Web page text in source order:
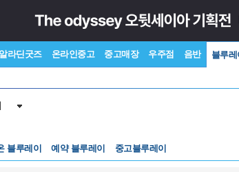
라딘굿즈 온라인중고 중고매장 우주점 음반 블루레
블루레이 예약 블루레이 중고블루레이